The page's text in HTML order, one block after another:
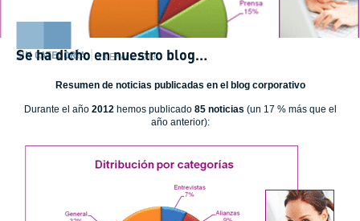
SIN CATEGORÍA 28 Enero 2013
Se ha dicho en nuestro blog…
Resumen de noticias publicadas en el blog corporativo
Durante el año 2012 hemos publicado 85 noticias (un 17 % más que el
año anterior):